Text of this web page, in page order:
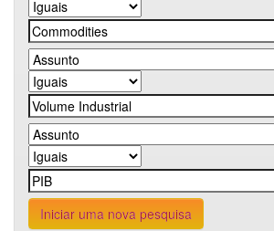
Iniciar uma nova pesquisa